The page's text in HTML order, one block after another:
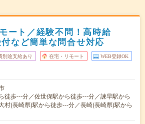
ート／経験不問！高時給
など簡単な問合せ対応
別途支給あり 在宅・リモート WEB登録OK
徒歩---分／佐世保駅から徒歩---分／諫早駅から
村(長崎県)駅から徒歩---分／長崎(長崎県)駅から